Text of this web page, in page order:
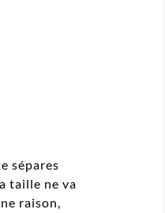
sépares
taille ne va
raison,